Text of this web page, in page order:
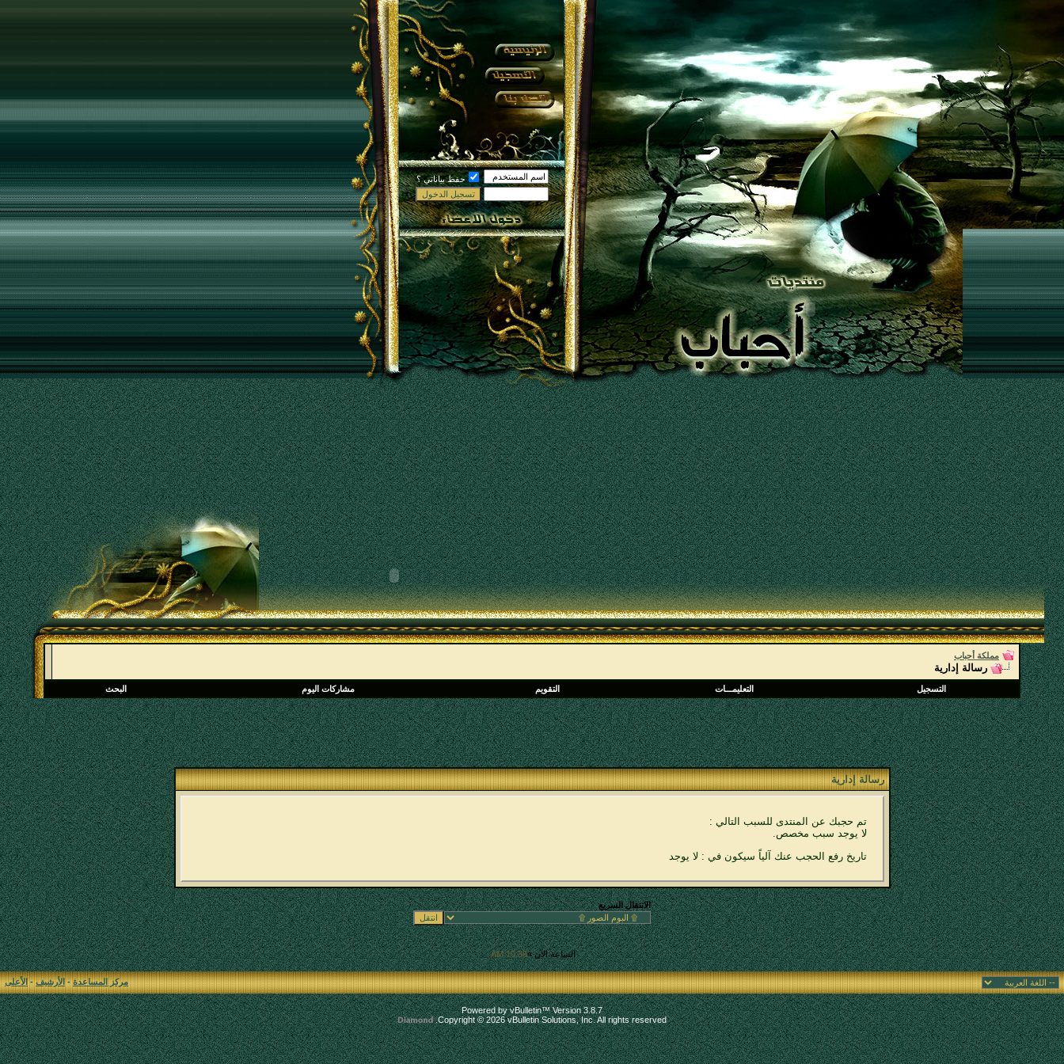
حفظ بياناتي ؟
مملكة أحباب
رسالة إدارية
التسجيل التعليمـــات التقويم مشاركات اليوم البحث
رسالة إدارية
تم حجبك عن المنتدى للسبب التالي :
لا يوجد سبب مخصص.
تاريخ رفع الحجب عنك آلياً سيكون في : لا يوجد
الانتقال السريع
الساعة الآن »10:36 AM
.
مركز المساعدة-الأرشيف-الأعلى
Powered by vBulletin™ Version 3.8.7
Copyright © 2026 vBulletin Solutions, Inc. All rights reserved.